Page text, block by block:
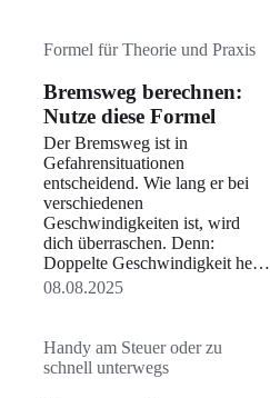
Formel für Theorie und Praxis
Bremsweg berechnen:
Nutze diese Formel
Der Bremsweg ist in
Gefahrensituationen
entscheidend. Wie lang er bei
verschiedenen
Geschwindigkeiten ist, wird
dich überraschen. Denn:
Doppelte Geschwindigkeit heißt
nicht doppelter Bremsweg!
08.08.2025
Handy am Steuer oder zu
schnell unterwegs